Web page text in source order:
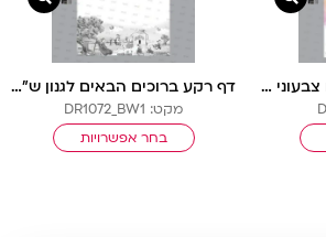
דף רקע ריבונו של עולם צבעוני עם שורות דף רקע ברוכים הבאים לגנון ש”ל בלי שורות
מקט: DR1072_BW1
בחר אפשרויות